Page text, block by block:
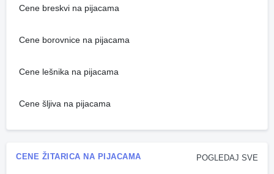
Cene breskvi na pijacama
Cene borovnice na pijacama
Cene lešnika na pijacama
Cene šljiva na pijacama
POGLEDAJ SVE
CENE ŽITARICA NA PIJACAMA